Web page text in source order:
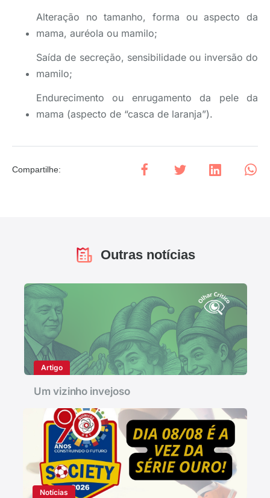
Alteração no tamanho, forma ou aspecto da
mama, auréola ou mamilo;
Saída de secreção, sensibilidade ou inversão do
mamilo;
Endurecimento ou enrugamento da pele da
mama (aspecto de “casca de laranja”).
Compartilhe:
Outras notícias
Artigo
Um vizinho invejoso
Notícias